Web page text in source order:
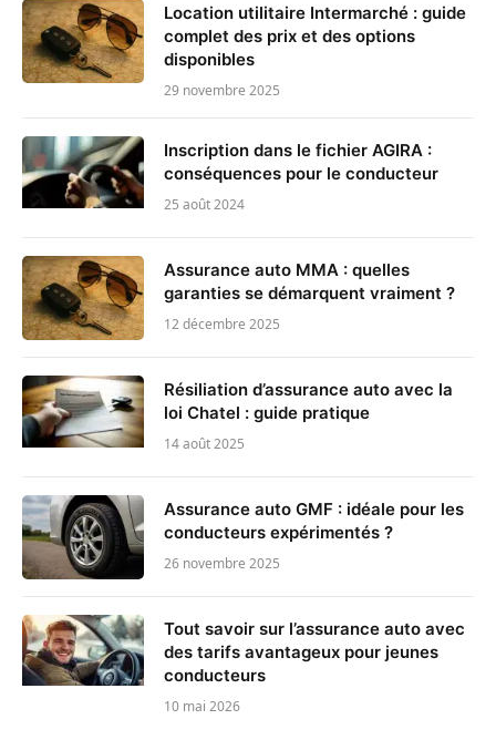
Location utilitaire Intermarché : guide
complet des prix et des options
disponibles
29 novembre 2025
Inscription dans le fichier AGIRA :
conséquences pour le conducteur
25 août 2024
Assurance auto MMA : quelles
garanties se démarquent vraiment ?
12 décembre 2025
Résiliation d’assurance auto avec la
loi Chatel : guide pratique
14 août 2025
Assurance auto GMF : idéale pour les
conducteurs expérimentés ?
26 novembre 2025
Tout savoir sur l’assurance auto avec
des tarifs avantageux pour jeunes
conducteurs
10 mai 2026